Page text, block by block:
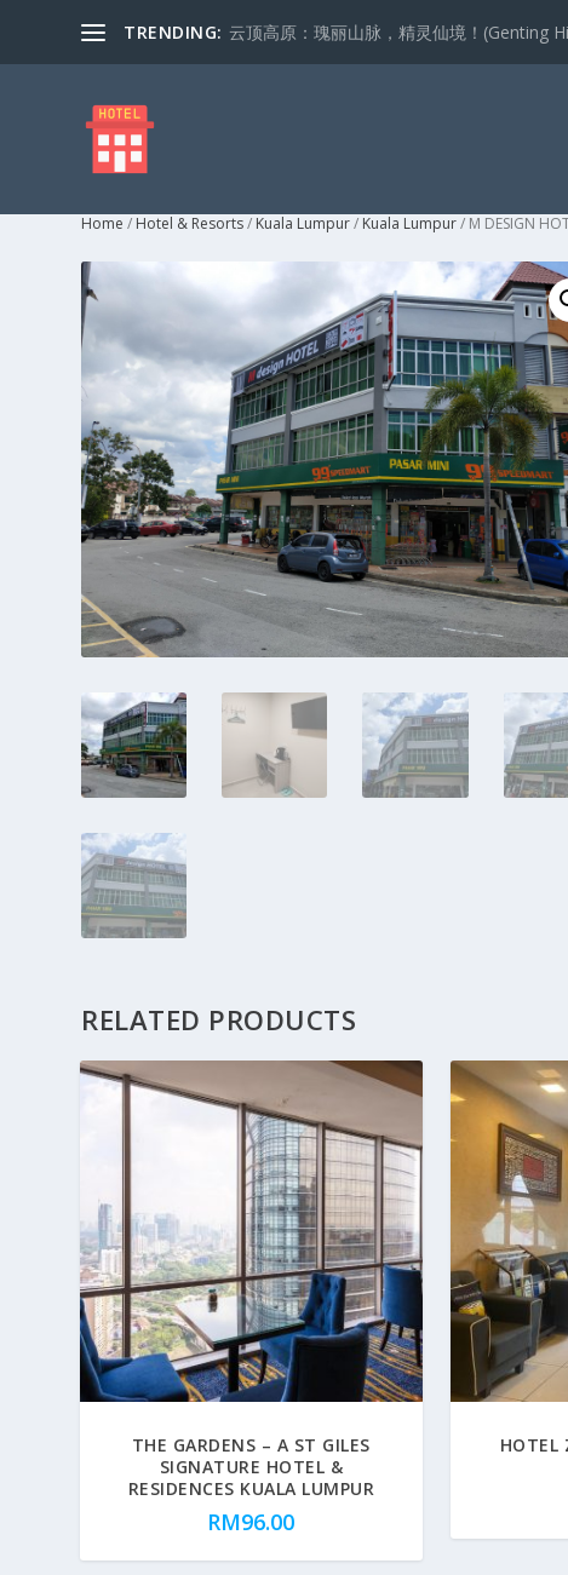
TRENDING: 云顶高原：瑰丽山脉，精灵仙境！(Genting
Home / Hotel & Resorts/ Kuala Lumpur/ Kuala Lumpur/ M DESIGN
RELATED PRODUCTS
THE GARDENS – A ST GILES
SIGNATURE HOTEL &
RESIDENCES KUALA LUMPUR
RM96.00
HOTEL